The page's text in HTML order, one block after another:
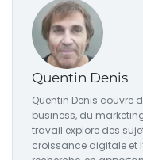
Quentin Denis
Quentin Denis couvre
business, du
travail explore des
croissance digitale et